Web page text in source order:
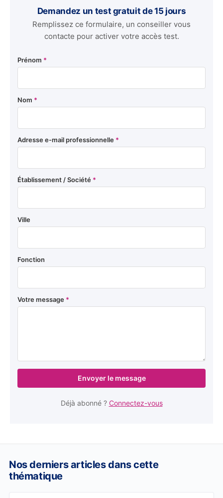
Demandez un test gratuit de 15 jours
Remplissez ce formulaire, un conseiller vous
contacte pour activer votre accès test.
Prénom *
Nom *
Adresse e-mail professionnelle *
Établissement / Société *
Ville
Fonction
Votre message *
Envoyer le message
Déjà abonné ? Connectez-vous
Nos derniers articles dans cette
thématique